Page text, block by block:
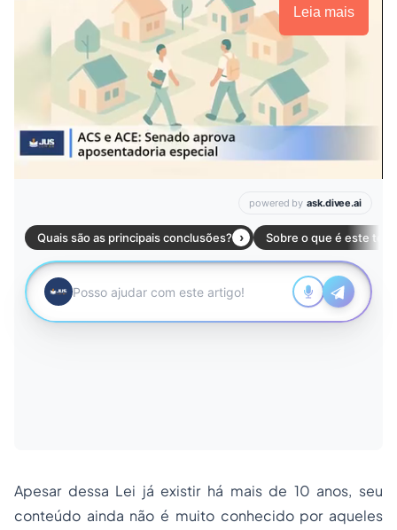
Leia mais
Apesar dessa Lei já existir há mais de 10 anos, seu
conteúdo ainda não é muito conhecido por aqueles